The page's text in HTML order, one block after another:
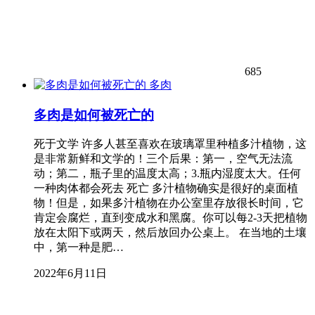
685
多肉
多肉是如何被死亡的
死于文学 许多人甚至喜欢在玻璃罩里种植多汁植物，这
是非常新鲜和文学的！三个后果：第一，空气无法流
动；第二，瓶子里的温度太高；3.瓶内湿度太大。任何
一种肉体都会死去 死亡 多汁植物确实是很好的桌面植
物！但是，如果多汁植物在办公室里存放很长时间，它
肯定会腐烂，直到变成水和黑腐。你可以每2-3天把植物
放在太阳下或两天，然后放回办公桌上。 在当地的土壤
中，第一种是肥…
2022年6月11日